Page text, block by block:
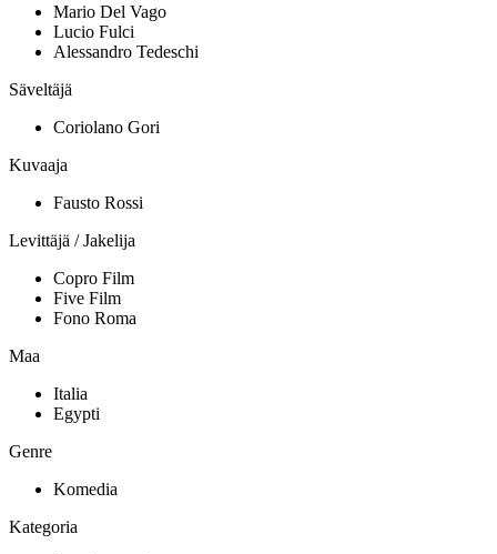
Mario Del Vago
Lucio Fulci
Alessandro Tedeschi
Säveltäjä
Coriolano Gori
Kuvaaja
Fausto Rossi
Levittäjä / Jakelija
Copro Film
Five Film
Fono Roma
Maa
Italia
Egypti
Genre
Komedia
Kategoria